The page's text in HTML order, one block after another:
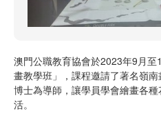
澳門公職教育協會於2023年9月
畫教學班」，課程邀請了著名嶺
博士為導師，讓學員學會繪畫各
活。